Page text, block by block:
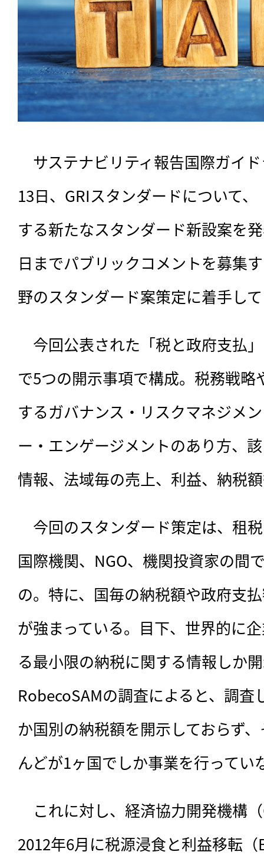
サステナビリティ報告国際ガイ
13日、GRIスタンダードについて
する新たなスタンダード新設案を
日までパブリックコメントを募集
野のスタンダード案策定に着手し
今回公表された「税と政府支払
で5つの開示事項で構成。税務戦略
するガバナンス・リスクマネジメ
ー・エンゲージメントのあり方、
情報、法域毎の売上、利益、納税
今回のスタンダード策定は、租
国際機関、NGO、機関投資家の間
の。特に、国毎の納税額や政府支
が強まっている。目下、世界的に
る最小限の納税に関する情報しか
RobecoSAMの調査によると、調査
か国別の納税額を開示しておらず
んどが1ヶ国でしか事業を行ってい
これに対し、経済協力開発機構
2012年6月に税源浸食と利益移転